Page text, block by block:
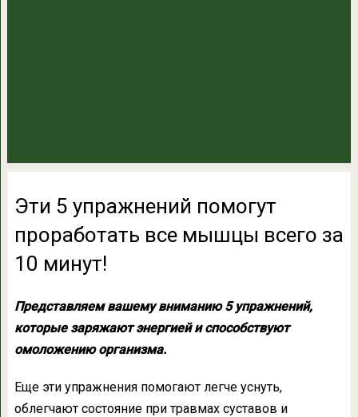
Эти 5 упражнений помогут
проработать все мышцы всего за
10 минут!
Представляем вашему вниманию 5 упражнений,
которые заряжают энергией и способствуют
омоложению организма.
Еще эти упражнения помогают легче уснуть,
облегчают состояние при травмах суставов и